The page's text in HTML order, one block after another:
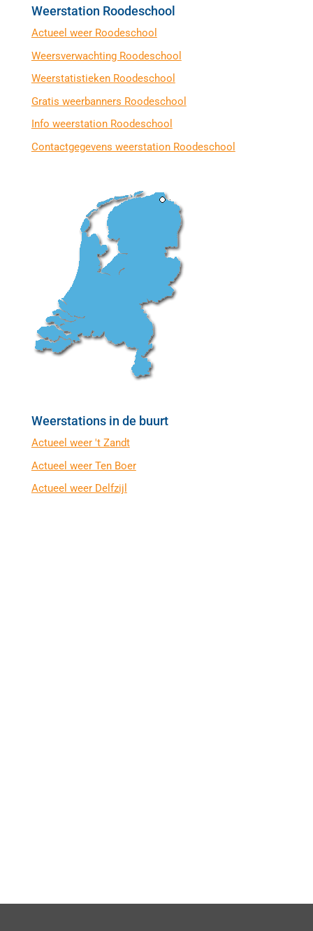
Weerstation Roodeschool
Actueel weer Roodeschool
Weersverwachting Roodeschool
Weerstatistieken Roodeschool
Gratis weerbanners Roodeschool
Info weerstation Roodeschool
Contactgegevens weerstation Roodeschool
Weerstations in de buurt
Actueel weer 't Zandt
Actueel weer Ten Boer
Actueel weer Delfzijl